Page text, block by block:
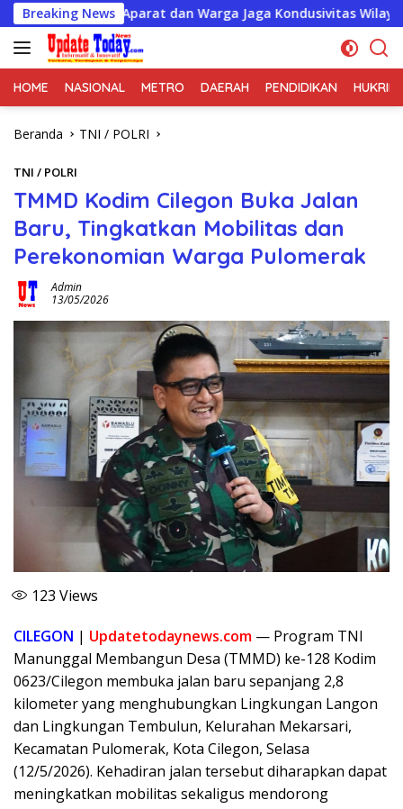
Langsung
ke
konten
Breaking News
Aparat dan Warga Jaga Kondusivitas Wilayah PT
HOME NASIONAL METRO DAERAH PENDIDIKAN HUKRIM
Beranda TNI / POLRI
TNI / POLRI
TMMD Kodim Cilegon Buka Jalan
Baru, Tingkatkan Mobilitas dan
Perekonomian Warga Pulomerak
Admin
13/05/2026
123 Views
CILEGON | Updatetodaynews.com — Program TNI
Manunggal Membangun Desa (TMMD) ke-128 Kodim
0623/Cilegon membuka jalan baru sepanjang 2,8
kilometer yang menghubungkan Lingkungan Langon
dan Lingkungan Tembulun, Kelurahan Mekarsari,
Kecamatan Pulomerak, Kota Cilegon, Selasa
(12/5/2026). Kehadiran jalan tersebut diharapkan dapat
meningkatkan mobilitas sekaligus mendorong